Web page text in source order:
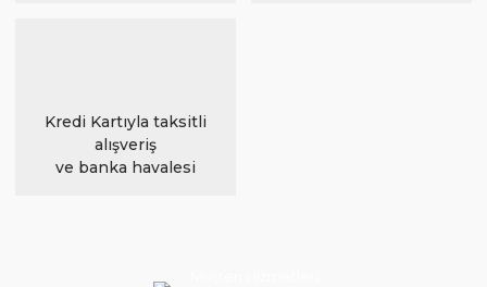
Kredi Kartıyla taksitli
alışveriş
ve banka havalesi